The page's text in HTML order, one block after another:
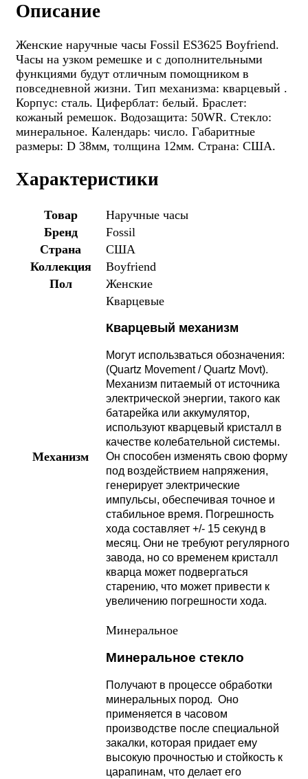
Описание
Женские наручные часы Fossil ES3625 Boyfriend.
Часы на узком ремешке и с дополнительными
функциями будут отличным помощником в
повседневной жизни. Тип механизма: кварцевый .
Корпус: сталь. Циферблат: белый. Браслет:
кожаный ремешок. Водозащита: 50WR. Стекло:
минеральное. Календарь: число. Габаритные
размеры: D 38мм, толщина 12мм. Страна: США.
Характеристики
Товар
Наручные часы
Бренд
Fossil
Страна
США
Коллекция
Boyfriend
Пол
Женские
Механизм
Кварцевые
Кварцевый механизм
Могут использваться обозначения:
(Quartz Movement / Quartz Movt).
Механизм питаемый от источника
электрической энергии, такого как
батарейка или аккумулятор,
используют кварцевый кристалл в
качестве колебательной системы.
Он способен изменять свою форму
под воздействием напряжения,
генерирует электрические
импульсы, обеспечивая точное и
стабильное время. Погрешность
хода составляет +/- 15 секунд в
месяц. Они не требуют регулярного
завода, но со временем кристалл
кварца может подвергаться
старению, что может привести к
увеличению погрешности хода.
Минеральное
Минеральное стекло
Получают в процессе обработки
минеральных пород. Оно
применяется в часовом
производстве после специальной
закалки, которая придает ему
высокую прочностью и стойкость к
царапинам, что делает его